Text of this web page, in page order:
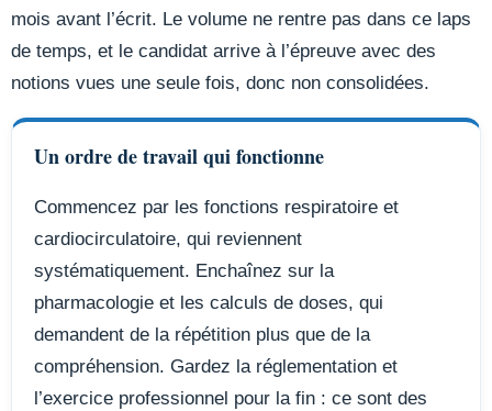
mois avant l’écrit. Le volume ne rentre pas dans ce laps
de temps, et le candidat arrive à l’épreuve avec des
notions vues une seule fois, donc non consolidées.
Un ordre de travail qui fonctionne
Commencez par les fonctions respiratoire et
cardiocirculatoire, qui reviennent
systématiquement. Enchaînez sur la
pharmacologie et les calculs de doses, qui
demandent de la répétition plus que de la
compréhension. Gardez la réglementation et
l’exercice professionnel pour la fin : ce sont des